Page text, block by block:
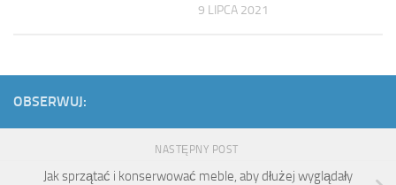
9 LIPCA 2021
OBSERWUJ:
NASTĘPNY POST
Jak sprzątać i konserwować meble, aby dłużej wyglądały